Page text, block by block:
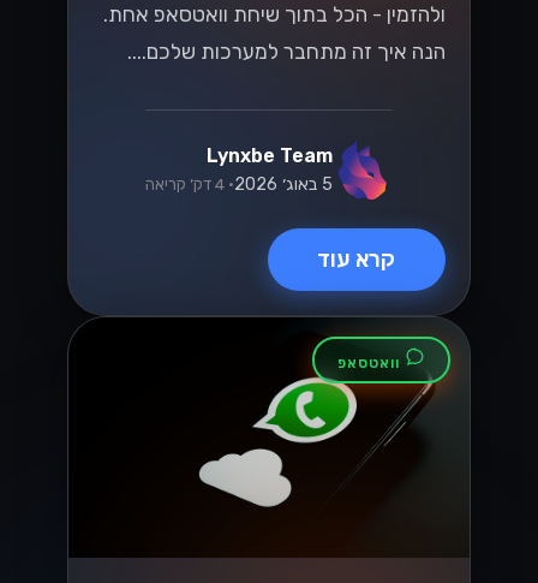
ולהזמין - הכל בתוך שיחת וואטסאפ אחת.
הנה איך זה מתחבר למערכות שלכם....
Lynxbe Team
5 באוג׳ 2026 • 4 דק׳ קריאה
קרא עוד
וואטסאפ